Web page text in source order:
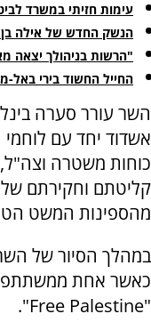
עימות חזיתי במשרד
הנשק החדש של אילה בן
"הרשות בניהולך יצאה
החייל החשוד בירי באל-
השר עורר סערה
אשדוד יחד עם
כוחות משטרה
קליטתם וחקירתם של
מהספינות המשט
במהלך הסיור של
כאשר אחת
"Free Palestine".